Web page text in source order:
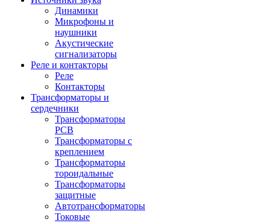
Динамики
Микрофоны и
наушники
Акустические
сигнализаторы
Реле и контакторы
Реле
Контакторы
Трансформаторы и
сердечники
Трансформаторы
PCB
Трансформаторы с
креплением
Трансформаторы
тороидальные
Трансформаторы
защитные
Автотрансформаторы
Токовые